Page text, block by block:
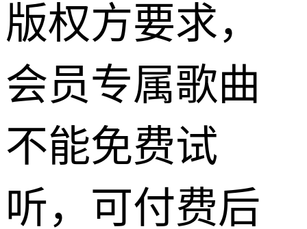
版权方要求，
会员专属歌曲
不能免费试
听，可付费后